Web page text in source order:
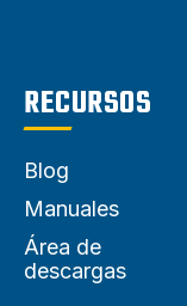
RECURSOS
Blog
Manuales
Área de
descargas